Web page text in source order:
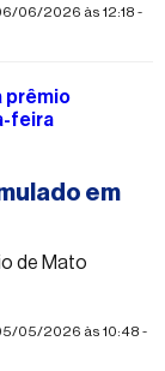
06/2026 às 12:18 -
em
de Mato
05/2026 às 10:48 -